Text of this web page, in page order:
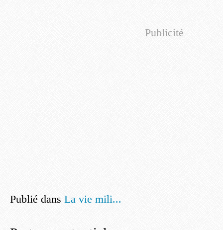
Publicité
Publié dans La vie mili...